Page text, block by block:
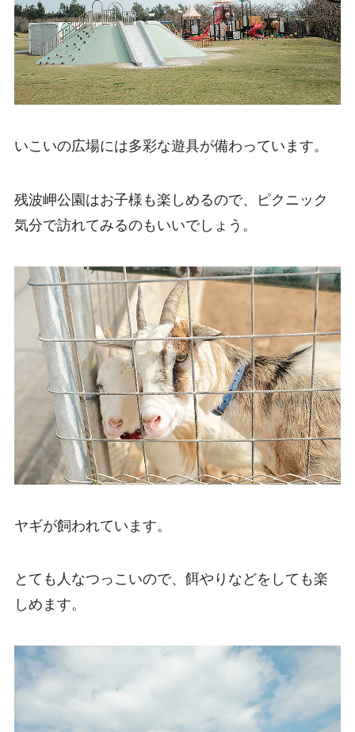
いこいの広場には多彩な遊具が備わっています。
残波岬公園はお子様も楽しめるので、ピクニック
気分で訪れてみるのもいいでしょう。
ヤギが飼われています。
とても人なつっこいので、餌やりなどをしても楽
しめます。